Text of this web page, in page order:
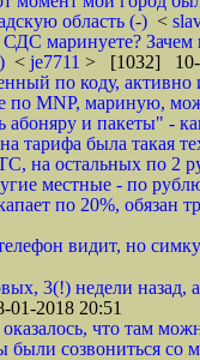
область (-) <
СДС маринуете?
< je7711 > [1032] 10-
по коду, активно
по MNP, мариную,
абоняру и пакеты" -
тарифа была такая
на остальных по 2
местные - по
по 20%, обязан
видит, но
3(!) недели назад,
2018 20:51
что там
были созвониться со